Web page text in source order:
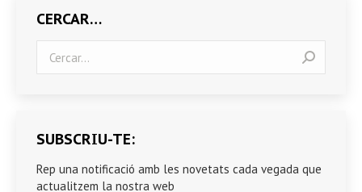
CERCAR…
SUBSCRIU-TE:
Rep una notificació amb les novetats cada vegada que
actualitzem la nostra web